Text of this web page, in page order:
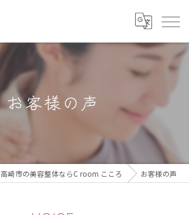
お客様の声
高崎市の美容整体ならC room こころ お客様の声